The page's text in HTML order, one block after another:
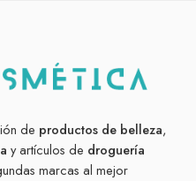
de productos de belleza,
y artículos de droguería
marcas al mejor